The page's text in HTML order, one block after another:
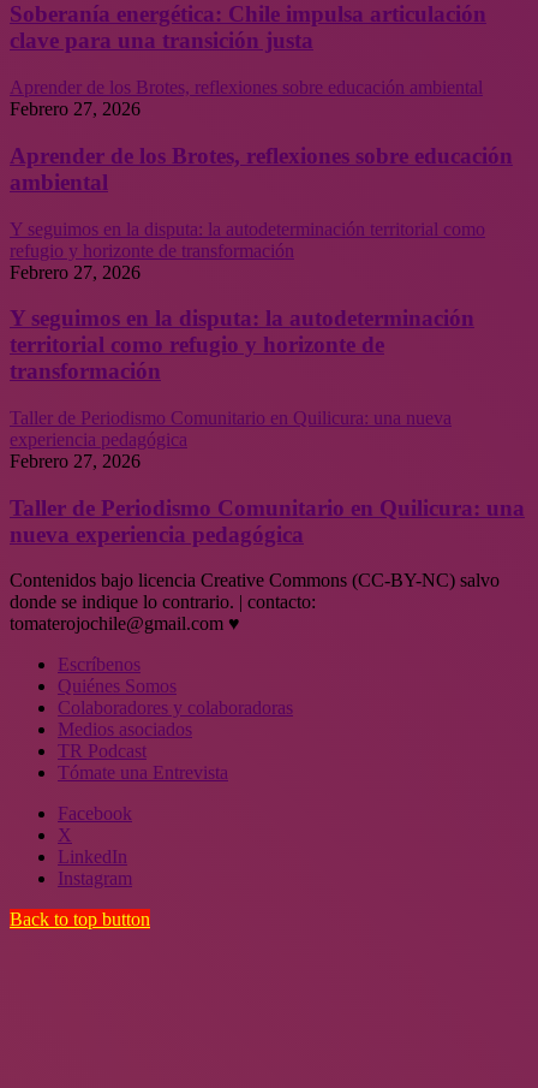
Soberanía energética: Chile impulsa articulación
clave para una transición justa
Aprender de los Brotes, reflexiones sobre educación ambiental
Febrero 27, 2026
Aprender de los Brotes, reflexiones sobre educación
ambiental
Y seguimos en la disputa: la autodeterminación territorial como
refugio y horizonte de transformación
Febrero 27, 2026
Y seguimos en la disputa: la autodeterminación
territorial como refugio y horizonte de
transformación
Taller de Periodismo Comunitario en Quilicura: una nueva
experiencia pedagógica
Febrero 27, 2026
Taller de Periodismo Comunitario en Quilicura: una
nueva experiencia pedagógica
Contenidos bajo licencia Creative Commons (CC-BY-NC) salvo
donde se indique lo contrario. | contacto:
tomaterojochile@gmail.com ♥
Escríbenos
Quiénes Somos
Colaboradores y colaboradoras
Medios asociados
TR Podcast
Tómate una Entrevista
Facebook
X
LinkedIn
Instagram
Back to top button